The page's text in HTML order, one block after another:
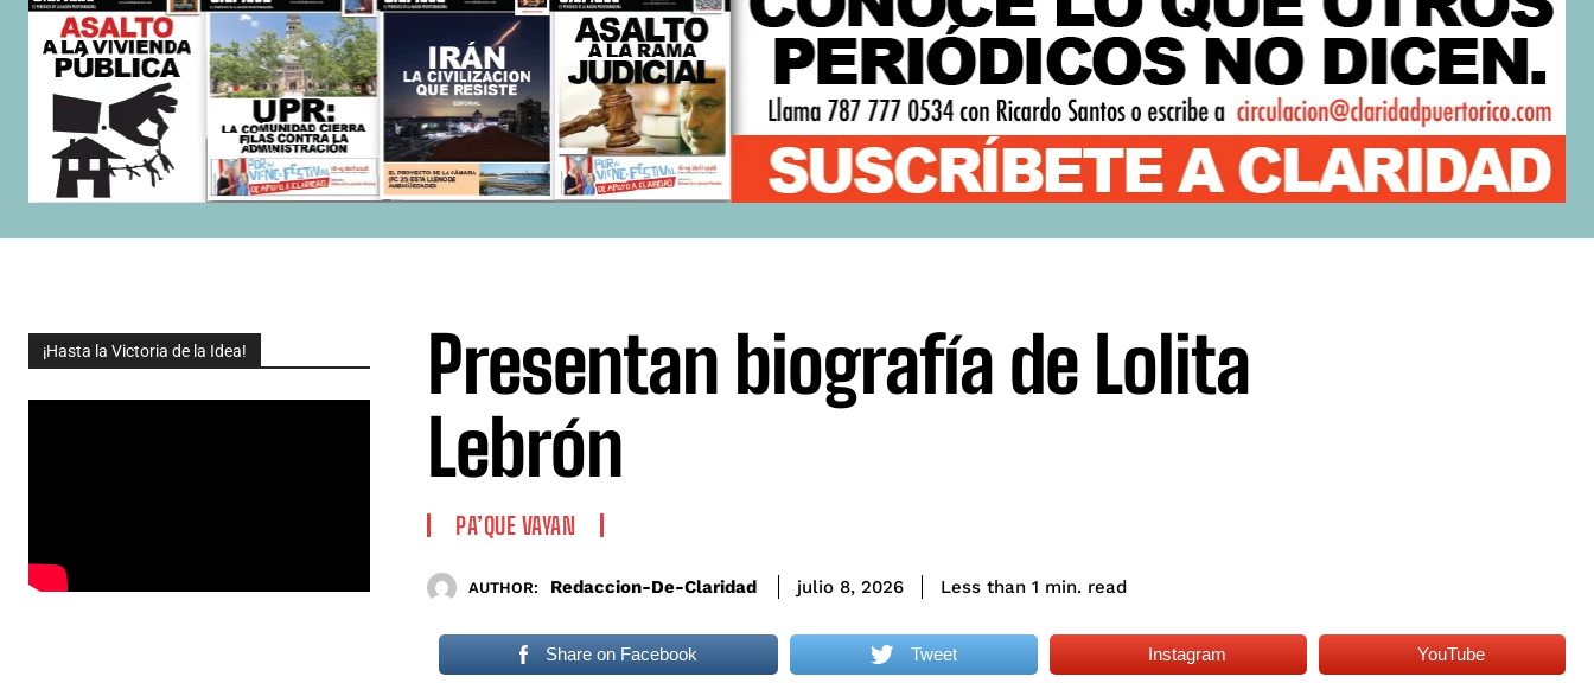
¡Hasta la Victoria de la Idea!
Presentan biografía de Lolita
Lebrón
PA’QUE VAYAN
AUTHOR: Redaccion-De-Claridad julio 8, 2026 Less than 1 min. read
Share on Facebook Tweet Instagram YouTube